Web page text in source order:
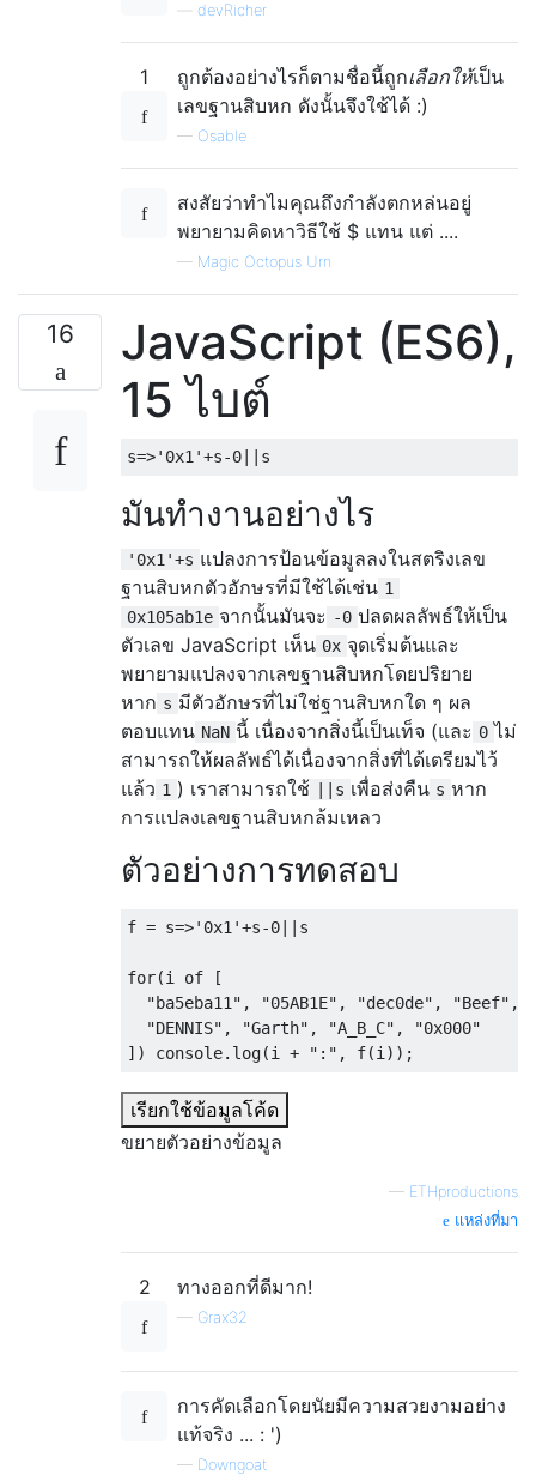
devRicher
1 ถูกต้องอย่างไรก็ตามชื่อนี้ถูกเลือกให้เป็น
เลขฐานสิบหก ดังนั้นจึงใช้ได้ :)
— Osable
สงสัยว่าทำไมคุณถึงกำลังตกหล่นอยู่
พยายามคิดหาวิธีใช้ $ แทน แต่ ....
— Magic Octopus Urn
16
JavaScript (ES6),
15 ไบต์
มันทำงานอย่างไร
'0x1'+s แปลงการป้อนข้อมูลลงในสตริงเลข
ฐานสิบหกตัวอักษรที่มีใช้ได้เช่น 1
0x105ab1e จากนั้นมันจะ -0 ปลดผลลัพธ์ให้เป็น
ตัวเลข JavaScript เห็น 0x จุดเริ่มต้นและ
พยายามแปลงจากเลขฐานสิบหกโดยปริยาย
หาก s มีตัวอักษรที่ไม่ใช่ฐานสิบหกใด ๆ ผล
ตอบแทน NaN นี้ เนื่องจากสิ่งนี้เป็นเท็จ (และ 0 ไม่
สามารถให้ผลลัพธ์ได้เนื่องจากสิ่งที่ได้เตรียมไว้
แล้ว 1 ) เราสามารถใช้ ||s เพื่อส่งคืน s หาก
การแปลงเลขฐานสิบหกล้มเหลว
ตัวอย่างการทดสอบ
f = s=>'0x1'+s-0 s
for(i of
[
"ba5eba11" , "05AB1E" , "dec0de" , "Beef" ,
"DENNIS" , "Garth" , "A_B_C" ,
"0x000"
])
console. log(i + ":" , f(i ));
เรียกใช้ข้อมูลโค้ด
ขยายตัวอย่างข้อมูล
— ETHproductions
แหล่งที่มา
2 ทางออกที่ดีมาก!
— Grax32
การคัดเลือกโดยนัยมีความสวยงามอย่าง
แท้จริง ... : ')
— Downgoat